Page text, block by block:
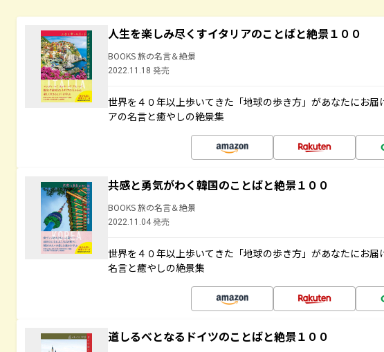
人生を楽しみ尽くすイタリアのことばと絶景１００
BOOKS 旅の名言＆絶景
2022.11.18 発売
世界を４０年以上歩いてきた「地球の歩き方」があなたにお届
アの名言と癒やしの絶景集
共感と勇気がわく韓国のことばと絶景１００
BOOKS 旅の名言＆絶景
2022.11.04 発売
世界を４０年以上歩いてきた「地球の歩き方」があなたにお
名言と癒やしの絶景集
道しるべとなるドイツのことばと絶景１００